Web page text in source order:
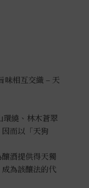
味相互交織 – 天
繞、林木蒼翠
而以「天狗
酒提供得天獨
為該釀法的代